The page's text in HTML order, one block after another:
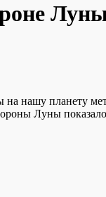
нашу планету
Луны